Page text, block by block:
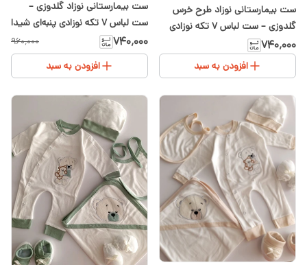
ست بیمارستانی نوزاد طرح خرس
گلدوزی – ست لباس ۷ تکه نوزادی
پنبه‌ای شیدا
۷۴۰٬۰۰۰
افزودن به سبد
ست بیمارستانی نوزاد گلدوزی –
ست لباس ۷ تکه نوزادی پنبه‌ای شیدا
۷۴۰٬۰۰۰ ۹۶۰٬۰۰۰
افزودن به سبد